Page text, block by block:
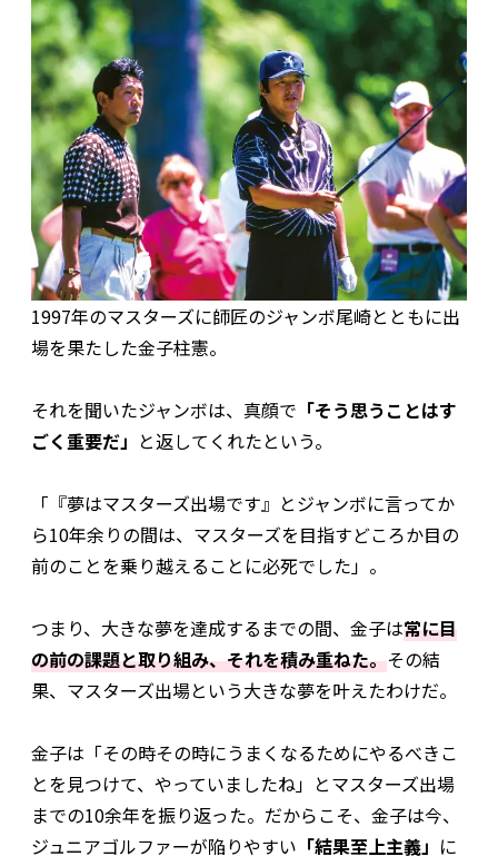
1997年のマスターズに師匠のジャンボ尾崎とともに出
場を果たした金子柱憲。
それを聞いたジャンボは、真顔で 「そう思うことはす
ごく重要だ」 と返してくれたという。
「『夢はマスターズ出場です』とジャンボに言ってか
ら10年余りの間は、マスターズを目指すどころか目の
前のことを乗り越えることに必死でした」。
つまり、大きな夢を達成するまでの間、金子は常に目
の前の課題と取り組み、それを積み重ねた。その結
果、マスターズ出場という大きな夢を叶えたわけだ。
金子は「その時その時にうまくなるためにやるべきこ
とを見つけて、やっていましたね」とマスターズ出場
までの10余年を振り返った。だからこそ、金子は今、
ジュニアゴルファーが陥りやすい 「結果至上主義」 に